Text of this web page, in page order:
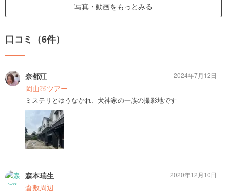
写真・動画をもっとみる
口コミ（6件）
奈都江
岡山🍑ツアー
ミステリとゆうなかれ、犬神家の一族の撮影地です
2024年7月12日
森本瑞生
倉敷周辺
2020年12月10日